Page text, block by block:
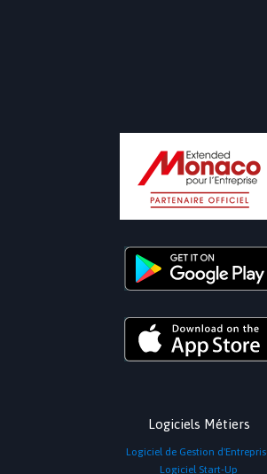
Logiciels Métiers
Logiciel de Gestion
Logiciel Start-Up